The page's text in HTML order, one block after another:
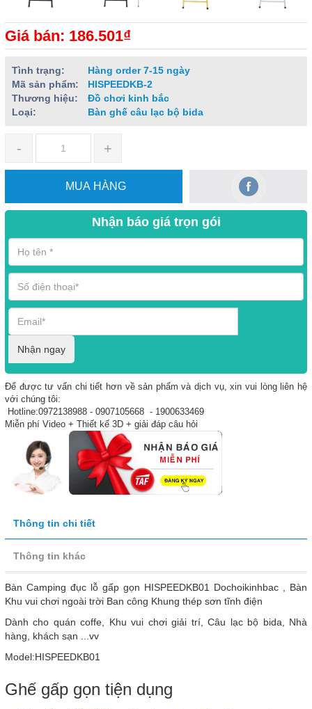
Giá bán: 186.501₫
Tình trạng:
Hàng order 7-15 ngày
Mã sản phẩm:
HISPEEDKB-2
Thương hiệu:
Đồ chơi kinh bắc
Loại:
Bàn ghế câu lạc bộ bida
- +
MUA HÀNG
Nhận báo giá trọn gói
Nhận ngay
Để được tư vấn chi tiết hơn về sản phẩm và dịch vụ, xin vui lòng liên hệ
với chúng tôi:
Hotline:0972138988 - 0907105668 - 1900633469
Miễn phí Video + Thiết kế 3D + giải đáp câu hỏi
Thông tin chi tiết
Thông tin khác
Bàn Camping đục lỗ gấp gọn HISPEEDKB01 Dochoikinhbac , Bàn
Khu vui chơi ngoài trời Ban công Khung thép sơn tĩnh điện
Dành cho quán coffe, Khu vui chơi giải trí, Câu lạc bộ bida, Nhà
hàng, khách sạn ...vv
Model:HISPEEDKB01
Ghế gấp gọn tiện dụng